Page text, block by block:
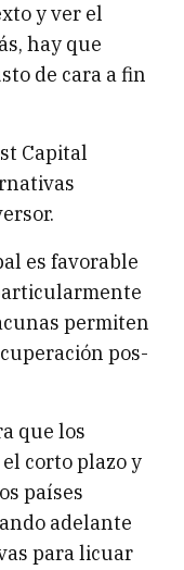
y ver el
hay que
de cara a fin
Capital
es favorable
permiten
pos-
que los
corto plazo y
países
adelante
para licuar